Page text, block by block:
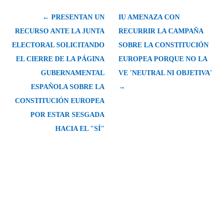
← PRESENTAN UN
RECURSO ANTE LA JUNTA
ELECTORAL SOLICITANDO
EL CIERRE DE LA PÁGINA
GUBERNAMENTAL
ESPAÑOLA SOBRE LA
CONSTITUCIÓN EUROPEA
POR ESTAR SESGADA
HACIA EL "SÍ"
IU AMENAZA CON
RECURRIR LA CAMPAÑA
SOBRE LA CONSTITUCIÓN
EUROPEA PORQUE NO LA
VE 'NEUTRAL NI OBJETIVA'
→